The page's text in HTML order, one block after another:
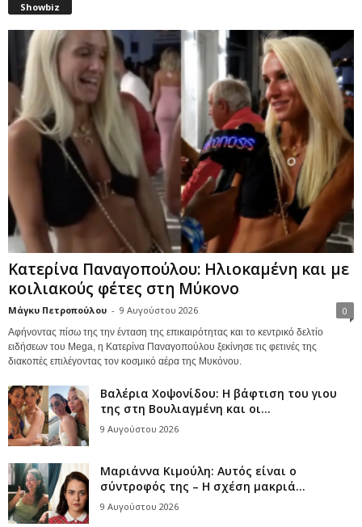
Showbiz
Κατερίνα Παναγοπούλου: Ηλιοκαμένη και με
κοιλιακούς φέτες στη Μύκονο
Μάγκυ Πετροπούλου - 9 Αυγούστου 2026 0
Αφήνοντας πίσω της την ένταση της επικαιρότητας και το κεντρικό δελτίο
ειδήσεων του Mega, η Κατερίνα Παναγοπούλου ξεκίνησε τις φετινές της
διακοπές επιλέγοντας τον κοσμικό αέρα της Μυκόνου.
Βαλέρια Χοψονίδου: Η βάφτιση του γιου
της στη Βουλιαγμένη και οι...
9 Αυγούστου 2026
Μαριάννα Κιμούλη: Αυτός είναι ο
σύντροφός της – Η σχέση μακριά...
9 Αυγούστου 2026